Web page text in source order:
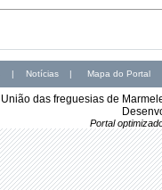
| Notícias | Mapa do Portal
União das freguesias de
Portal